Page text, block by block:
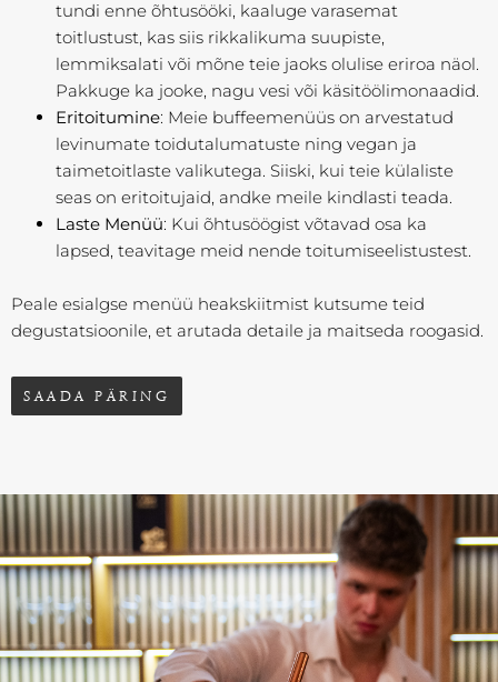
tundi enne õhtusööki, kaaluge varasemat
toitlustust, kas siis rikkalikuma suupiste,
lemmiksalati või mõne teie jaoks olulise eriroa näol.
Pakkuge ka jooke, nagu vesi või käsitöölimonaadid.
Eritoitumine: Meie buffeemenüüs on arvestatud
levinumate toidutalumatuste ning vegan ja
taimetoitlaste valikutega. Siiski, kui teie külaliste
seas on eritoitujaid, andke meile kindlasti teada.
Laste Menüü: Kui õhtusöögist võtavad osa ka
lapsed, teavitage meid nende toitumiseelistustest.
Peale esialgse menüü heakskiitmist kutsume teid
degustatsioonile, et arutada detaile ja maitseda roogasid.
SAADA PÄRING